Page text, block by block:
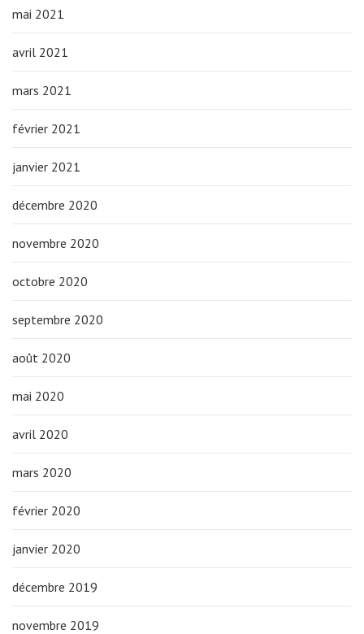
mai 2021
avril 2021
mars 2021
février 2021
janvier 2021
décembre 2020
novembre 2020
octobre 2020
septembre 2020
août 2020
mai 2020
avril 2020
mars 2020
février 2020
janvier 2020
décembre 2019
novembre 2019